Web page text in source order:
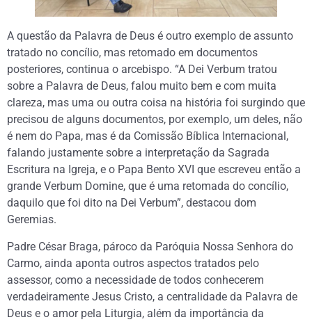
A questão da Palavra de Deus é outro exemplo de assunto
tratado no concílio, mas retomado em documentos
posteriores, continua o arcebispo. “A Dei Verbum tratou
sobre a Palavra de Deus, falou muito bem e com muita
clareza, mas uma ou outra coisa na história foi surgindo que
precisou de alguns documentos, por exemplo, um deles, não
é nem do Papa, mas é da Comissão Bíblica Internacional,
falando justamente sobre a interpretação da Sagrada
Escritura na Igreja, e o Papa Bento XVI que escreveu então a
grande Verbum Domine, que é uma retomada do concílio,
daquilo que foi dito na Dei Verbum”, destacou dom
Geremias.
Padre César Braga, pároco da Paróquia Nossa Senhora do
Carmo, ainda aponta outros aspectos tratados pelo
assessor, como a necessidade de todos conhecerem
verdadeiramente Jesus Cristo, a centralidade da Palavra de
Deus e o amor pela Liturgia, além da importância da